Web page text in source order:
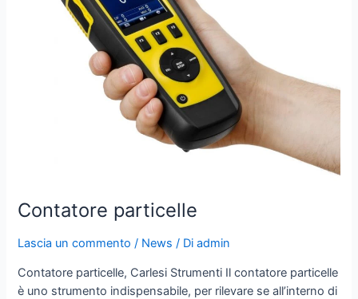
Contatore particelle
Lascia un commento / News / Diadmin
Contatore particelle, Carlesi Strumenti Il contatore particelle
è uno strumento indispensabile, per rilevare se all’interno di